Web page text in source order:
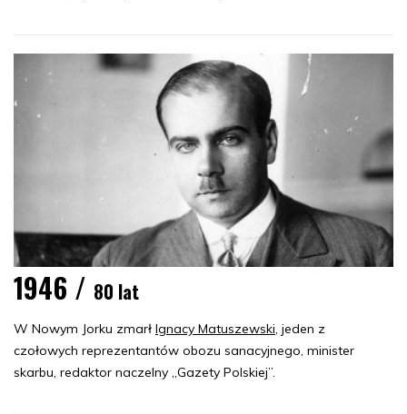
1946 / 80 lat
W Nowym Jorku zmarł Ignacy Matuszewski, jeden z
czołowych reprezentantów obozu sanacyjnego, minister
skarbu, redaktor naczelny „Gazety Polskiej”.